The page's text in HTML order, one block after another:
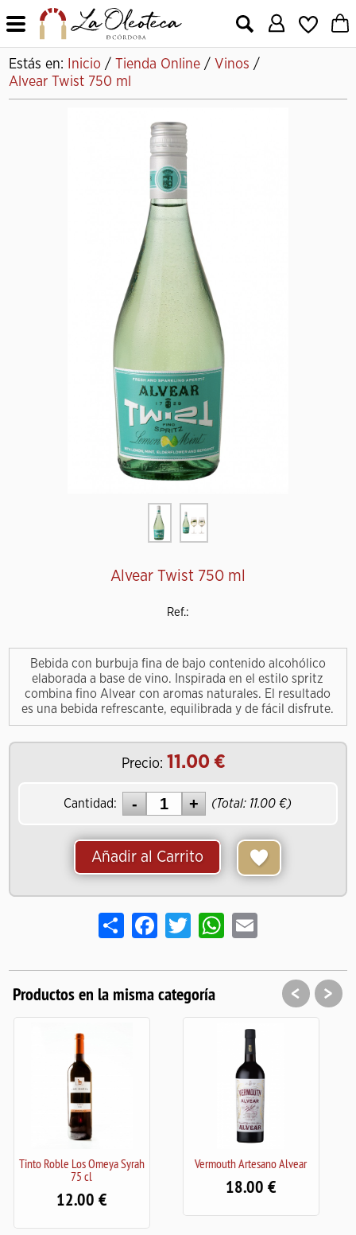
X
Estás en: Inicio / Tienda Online / Vinos /
Alvear Twist 750 ml
Alvear Twist 750 ml
Ref.:
Bebida con burbuja fina de bajo contenido alcohólico
elaborada a base de vino. Inspirada en el estilo spritz
combina fino Alvear con aromas naturales. El resultado
es una bebida refrescante, equilibrada y de fácil disfrute.
Precio: 11.00
Cantidad: (Total: 11.00 )
Añadir al Carrito
ShareFacebook
TwitterWhatsApp
Email
Productos en la misma categoría
Vermouth Artesano Alvear AMONTILLADO LAUDIS
18.50
< >